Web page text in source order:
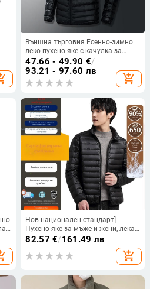
Външна търговия Есенно-зимно
леко пухено яке с качулка за
мъже, големи размери, младежки
спортни бели къси топли
едноцветни якета
47.66 - 49.90 €/
93.21 - 97.60 лв
add_shopping_cart
Нов национален стандарт]
Пухено яке за мъже и жени, лека
яка с изправена талия 6001,
82.57 €/161.49 лв
add_shopping_cart